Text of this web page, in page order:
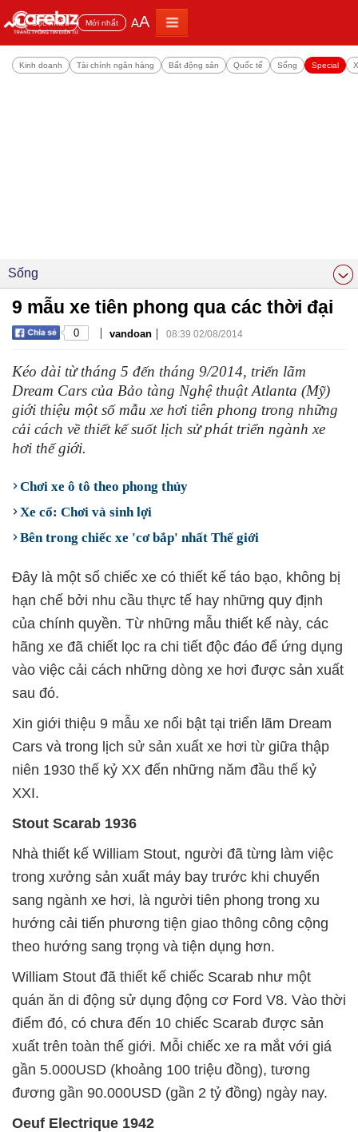
Đọc nhiều Mới nhất AA
Kinh doanh Tài chính ngân hàng Bất động sản Quốc tế Sống Special
Sống
9 mẫu xe tiên phong qua các thời đại
0 | vandoan | 08:39 02/08/2014
Kéo dài từ tháng 5 đến tháng 9/2014, triển lãm
Dream Cars của Bảo tàng Nghệ thuật Atlanta (Mỹ)
giới thiệu một số mẫu xe hơi tiên phong trong những
cải cách về thiết kế suốt lịch sử phát triển ngành xe
hơi thế giới.
Chơi xe ô tô theo phong thủy
Xe cổ: Chơi và sinh lợi
Bên trong chiếc xe 'cơ bắp' nhất Thế giới
Đây là một số chiếc xe có thiết kế táo bạo, không bị
hạn chế bởi nhu cầu thực tế hay những quy định
của chính quyền. Từ những mẫu thiết kế này, các
hãng xe đã chiết lọc ra chi tiết độc đáo để ứng dụng
vào việc cải cách những dòng xe hơi được sản xuất
sau đó.
Xin giới thiệu 9 mẫu xe nổi bật tại triển lãm Dream
Cars và trong lịch sử sản xuất xe hơi từ giữa thập
niên 1930 thế kỷ XX đến những năm đầu thế kỷ
XXI.
Stout Scarab 1936
Nhà thiết kế William Stout, người đã từng làm việc
trong xưởng sản xuất máy bay trước khi chuyển
sang ngành xe hơi, là người tiên phong trong xu
hướng cải tiến phương tiện giao thông công cộng
theo hướng sang trọng và tiện dụng hơn.
William Stout đã thiết kế chiếc Scarab như một
quán ăn di động sử dụng động cơ Ford V8. Vào thời
điểm đó, có chưa đến 10 chiếc Scarab được sản
xuất trên toàn thế giới. Mỗi chiếc xe ra mắt với giá
gần 5.000USD (khoảng 100 triệu đồng), tương
đương gần 90.000USD (gần 2 tỷ đồng) ngày nay.
Oeuf Electrique 1942